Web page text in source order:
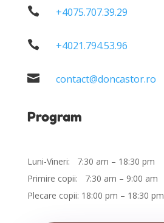
 +4075.707.39.29
 +4021.794.53.96
 contact@doncastor.ro
Program
Luni-Vineri: 7:30 am – 18:30 pm
Primire copii: 7:30 am – 9:00 am
Plecare copii: 18:00 pm – 18:30 pm